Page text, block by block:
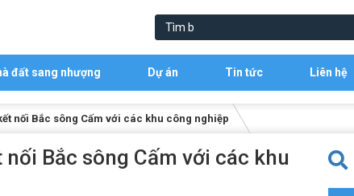
đất sang nhượng Dự án Tin tức Liên hệ
nối Bắc sông Cấm với các khu công nghiệp
Bắc sông Cấm với các khu